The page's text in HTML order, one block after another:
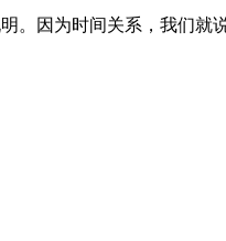
。因为时间关系，我们就